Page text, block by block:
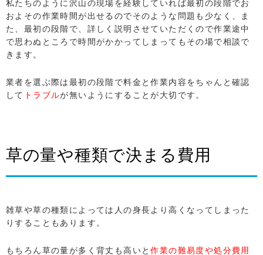
私たちのように沢山の現場を経験していれば最初の段階でお
およその作業時間が出せるのでそのような問題も少なく、ま
た、最初の段階で、詳しく説明させていただくので作業途中
で思わぬところで時間がかかってしまってもその場で相談で
きます。
業者を選ぶ際は最初の段階で料金と作業内容をちゃんと確認
して トラブルが無いようにすることが大切です。
草の量や種類で決まる費用
雑草や草の種類によっては人の身長より高くなってしまった
りすることもあります。
もちろん草の量が多く背丈も高いと作業の難易度や処分費用